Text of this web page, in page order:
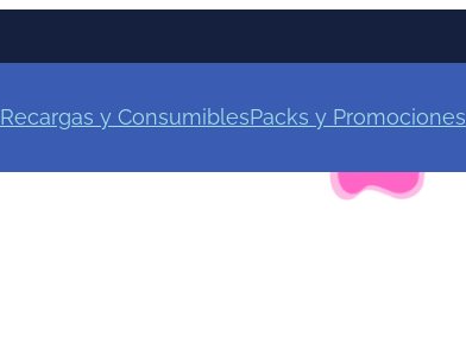
Recargas y ConsumiblesPacks y Promociones